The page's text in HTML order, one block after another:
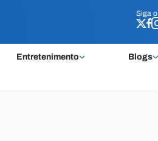
Siga o
Entretenimento Blogs
Siga o